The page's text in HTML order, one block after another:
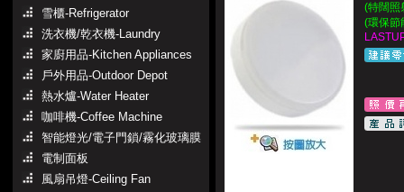
雪櫃-Refrigerator
洗衣機/乾衣機-Laundry
家廚用品-Kitchen Appliances
戶外用品-Outdoor Depot
熱水爐-Water Heater
咖啡機-Coffee Machine
智能燈光/電子門鎖/霧化玻璃膜
電制面板
風扇吊燈-Ceiling Fan
(特闊照
(環保節